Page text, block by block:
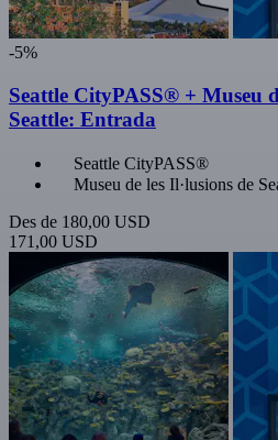
-5%
Seattle CityPASS® + Museu
Seattle: Entrada
Seattle CityPASS®
Museu de les Il·lusions de
Des de 180,00 USD
171,00 USD